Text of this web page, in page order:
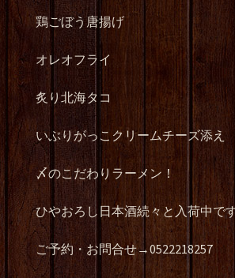
鶏ごぼう唐揚げ
オレオフライ
炙り北海タコ
いぶりがっこクリームチーズ添え
〆のこだわりラーメン！
ひやおろし日本酒続々と入荷中で
ご予約・お問合せ→0522218257